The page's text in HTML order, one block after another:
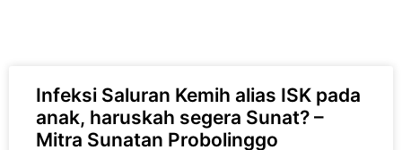
Infeksi Saluran Kemih alias ISK pada
anak, haruskah segera Sunat? –
Mitra Sunatan Probolinggo